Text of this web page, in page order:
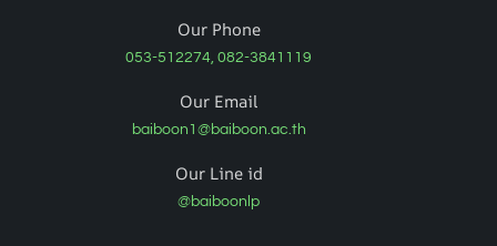
Our Phone
053-512274, 082-3841119
Our Email
baiboon1@baiboon.ac.th
Our Line id
@baiboonlp